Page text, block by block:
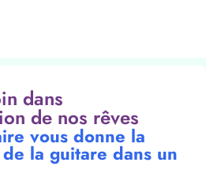
dans
de nos rêves
vous donne la
la guitare dans un